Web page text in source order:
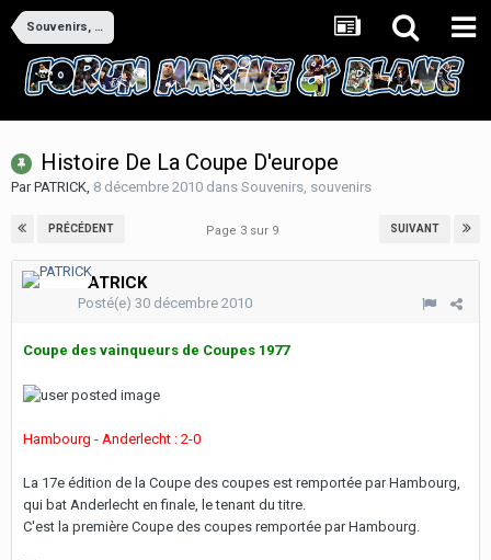
Souvenirs, souvenirs
Histoire De La Coupe D'europe
ParPATRICK, 8 décembre 2010 dans Souvenirs, souvenirs
PRÉCÉDENT SUIVANT
Page 3 sur 9
PATRICK
Posté(e) 30 décembre 2010
Coupe des vainqueurs de Coupes 1977
Hambourg - Anderlecht : 2-0
La 17e édition de la Coupe des coupes est remportée par Hambourg,
qui bat Anderlecht en finale, le tenant du titre.
C'est la première Coupe des coupes remportée par Hambourg.